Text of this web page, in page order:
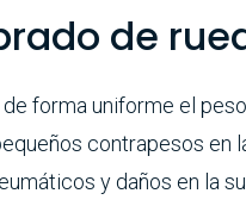
de
forma uniforme el
contrapesos en
y daños en la